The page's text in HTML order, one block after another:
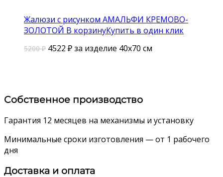
Жалюзи с рисунком АМАЛЬФИ КРЕМОВО-
ЗОЛОТОЙ В корзинуКупить в один клик
5200 ₽ 4522 ₽за изделие 40х70 см
Собственное производство
Гарантия 12 месяцев на механизмы и установку
Минимальные сроки изготовления — от 1 рабочего
дня
Доставка и оплата